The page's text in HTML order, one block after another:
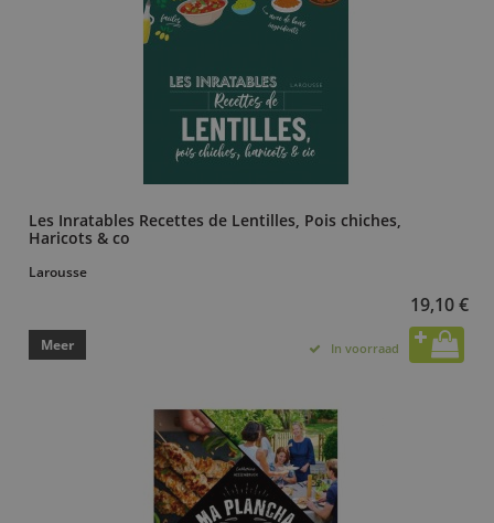
Les Inratables Recettes de Lentilles, Pois chiches,
Haricots & co
Larousse
19,10 €
Meer In voorraad